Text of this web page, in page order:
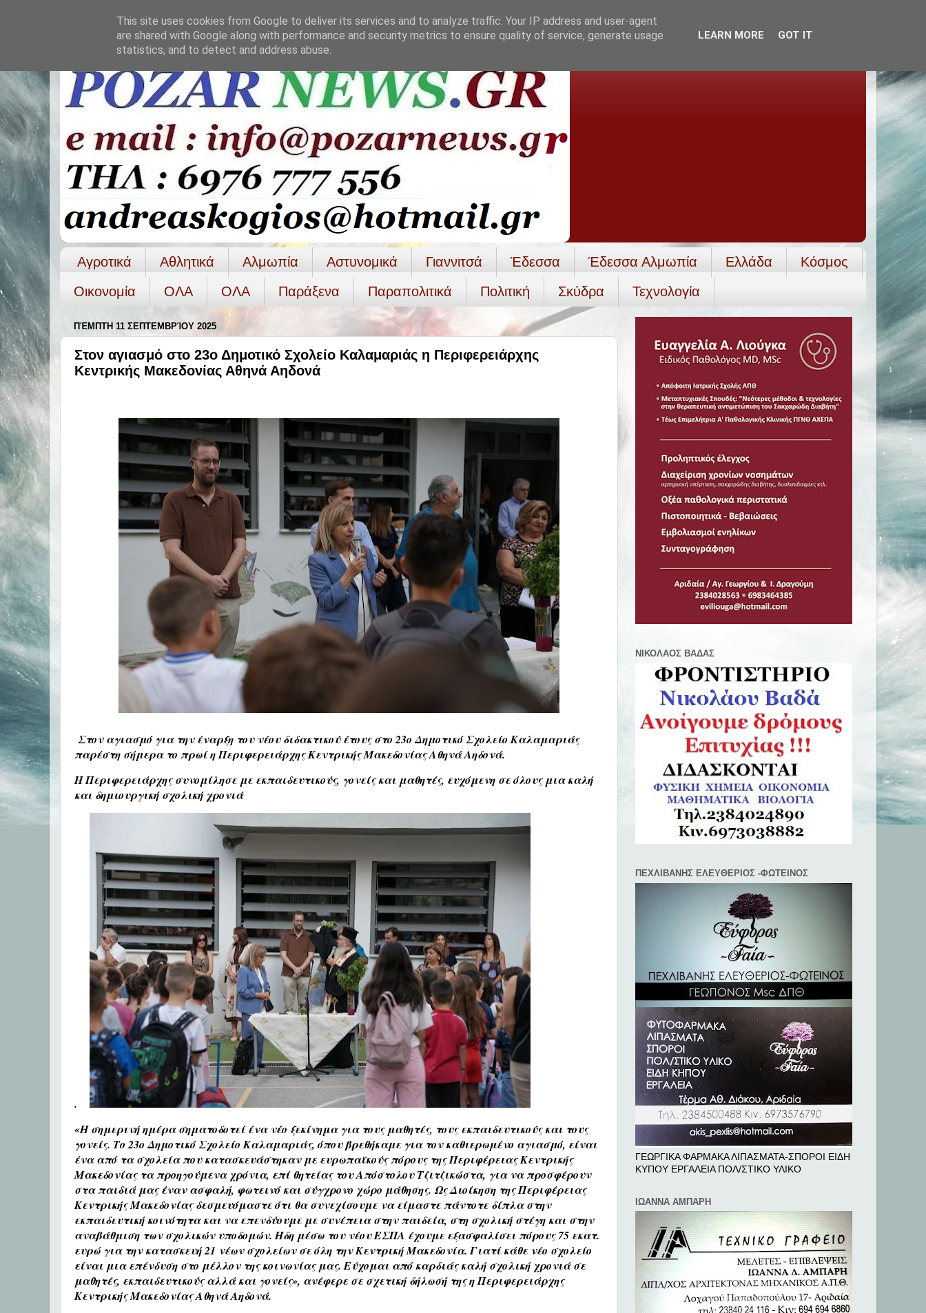
Αγροτικά Αθλητικά Αλμωπία Αστυνομικά Γιαννιτσά Έδεσσα Έδεσσα Αλμωπία Ελλάδα
Κόσμος
Οικονομία
ΟΛΑ ΟΛA Παράξενα Παραπολιτικά Πολιτική Σκύδρα Τεχνολογία
ΠΈΜΠΤΗ 11 ΣΕΠΤΕΜΒΡΊΟΥ 2025
Στον αγιασμό στο 23ο Δημοτικό Σχολείο Καλαμαριάς η Περιφερειάρχης
Κεντρικής Μακεδονίας Αθηνά Αηδονά
Στον αγιασμό για την έναρξη του νέου διδακτικού έτους στο 23ο Δημοτικό Σχολείο Καλαμαριάς
παρέστη σήμερα το πρωί η Περιφερειάρχης Κεντρικής Μακεδονίας Αθηνά Αηδονά.
Η Περιφερειάρχης συνομίλησε με εκπαιδευτικούς, γονείς και μαθητές, ευχόμενη σε όλους μια καλή
και δημιουργική σχολική χρονιά
.
«Η σημερινή ημέρα σηματοδοτεί ένα νέο ξεκίνημα για τους μαθητές, τους εκπαιδευτικούς και τους
γονείς. Το 23ο Δημοτικό Σχολείο Καλαμαριάς, όπου βρεθήκαμε για τον καθιερωμένο αγιασμό, είναι
ένα από τα σχολεία που κατασκευάστηκαν με ευρωπαϊκούς πόρους της Περιφέρειας Κεντρικής
Μακεδονίας τα προηγούμενα χρόνια, επί θητείας του Απόστολου Τζιτζικώστα, για να προσφέρουν
στα παιδιά μας έναν ασφαλή, φωτεινό και σύγχρονο χώρο μάθησης. Ως Διοίκηση της Περιφέρειας
Κεντρικής Μακεδονίας δεσμευόμαστε ότι θα συνεχίσουμε να είμαστε πάντοτε δίπλα στην
εκπαιδευτική κοινότητα και να επενδύουμε με συνέπεια στην παιδεία, στη σχολική στέγη και στην
αναβάθμιση των σχολικών υποδομών. Ήδη μέσω του νέου ΕΣΠΑ έχουμε εξασφαλίσει πόρους 75 εκατ.
ευρώ για την κατασκευή 21 νέων σχολείων σε όλη την Κεντρική Μακεδονία. Γιατί κάθε νέο σχολείο
είναι μια επένδυση στο μέλλον της κοινωνίας μας. Εύχομαι από καρδιάς καλή σχολική χρονιά σε
μαθητές, εκπαιδευτικούς αλλά και γονείς», ανέφερε σε σχετική δήλωσή της η Περιφερειάρχης
Κεντρικής Μακεδονίας Αθηνά Αηδονά.
ΝΙΚΟΛΑΟΣ ΒΑΔΑΣ
ΠΕΧΛΙΒANΗΣ ΕΛΕΥΘΕΡΙΟΣ -ΦΩΤΕΙΝΟΣ
ΓΕΩΡΓΙΚΑ ΦΑΡΜΑΚΑ ΛΙΠΑΣΜΑΤΑ-ΣΠΟΡΟΙ ΕΙΔΗ
ΚΥΠΟΥ ΕΡΓΑΛΕΙΑ ΠΟΛ/ΣΤΙΚΟ ΥΛΙΚΟ
ΙΩΑΝΝΑ ΑΜΠΑΡΗ
This site uses cookies from Google to deliver its services and to analyze traffic. Your IP address and user-agent
are shared with Google along with performance and security metrics to ensure quality of service, generate usage
statistics, and to detect and address abuse.
LEARN MORE GOT IT